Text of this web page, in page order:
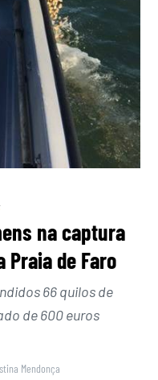
na captura
Praia de Faro
66 quilos de
de 600 euros
Mendonça